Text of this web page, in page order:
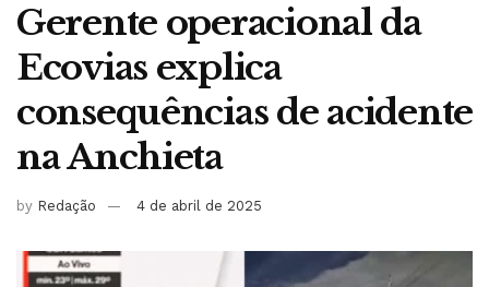
Gerente operacional da
Ecovias explica
consequências de acidente
na Anchieta
by Redação 4 de abril de 2025